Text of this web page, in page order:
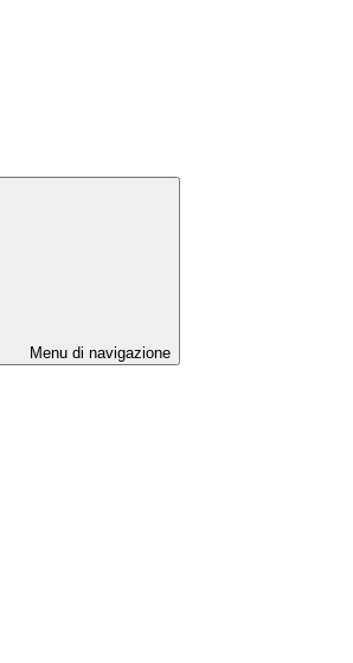
Menu di navigazione